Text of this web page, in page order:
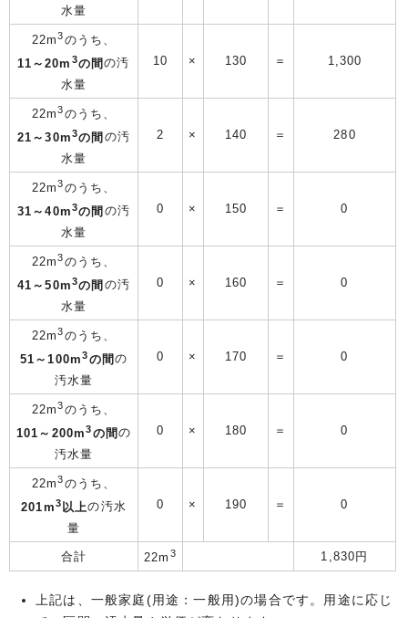
水量
22m3のうち、
11～20m 3の間の汚
水量
10 × 130 ＝ 1,300
22m3のうち、
21～30m3の間の汚
水量
2 × 140 ＝ 280
22m3のうち、
31～40m3の間の汚
水量
0 × 150 ＝ 0
22m3のうち、
41～50m3の間の汚
水量
0 × 160 ＝ 0
22m3のうち、
51～100m3の間の
汚水量
0 × 170 ＝ 0
22m3のうち、
101～200m3の間の
汚水量
0 × 180 ＝ 0
22m3のうち、
201m3 以上の汚水
量
0 × 190 ＝ 0
合計 22m 3 1,830円
上記は、一般家庭(用途：一般用)の場合です。用途に応じ